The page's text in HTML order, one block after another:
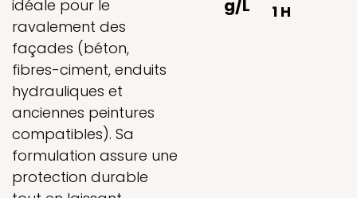
idéale pour le
ravalement des
façades (béton,
fibres-ciment, enduits
hydrauliques et
anciennes peintures
compatibles). Sa
formulation assure une
protection durable
g/L
1 H